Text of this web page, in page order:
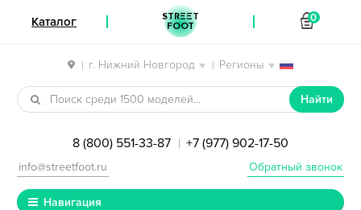
| г. Нижний Новгород | Регионы
Перейти к навигации
Перейти к содержимому
Найти
8 (800) 551-33-87 | +7 (977) 902-17-50
Обратный звонок
info@streetfoot.ru
Навигация
Каталог STREET
FOOT
0